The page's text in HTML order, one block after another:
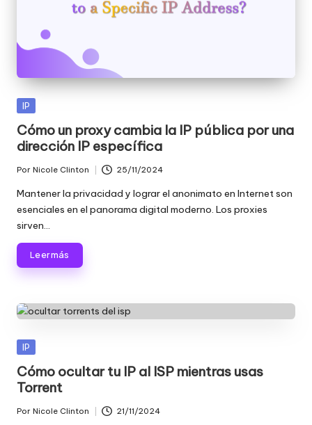
Publicada
IP
Cómo un proxy cambia la IP pública por una
dirección IP específica
por
Por Nicole Clinton 25/11/2024
Mantener la privacidad y lograr el anonimato en Internet son
esenciales en el panorama digital moderno. Los proxies
sirven...
Leer más
Publicada
IP
Cómo ocultar tu IP al ISP mientras usas
Torrent
Por Nicole Clinton 21/11/2024